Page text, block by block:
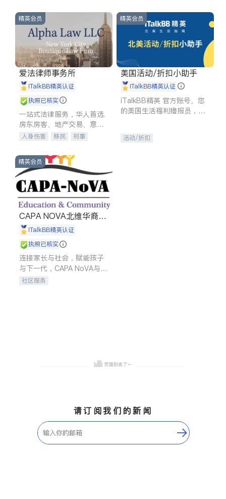
商铺租售
石。
精英会员
爱法律师事务所
iTalkBB精英认证
执照已核实
一站式法律服务，华人首选.
房东房客、地产交易、意外
伤害、车祸重伤、商业诉
建筑合同、刑事案件全包办
人身伤害 移民
刑事
信托/遗嘱
商业
索赔
律师-其它 保释
精英会员
美国活动/折扣小助手
iTalkBB精英认证
iTalkBB精英 官方账号。您
的美国生活福利播报员，精
专属福利。
活动/折扣
精英会员
CAPA NOVA北维华裔家
长会iTalkBB精英认证
执照已核实
连接家长与社会，赋能孩子
与下一代，CAPA NoVA与您
携手建设包容、公平、充满
社区服务
请订阅我们的新闻